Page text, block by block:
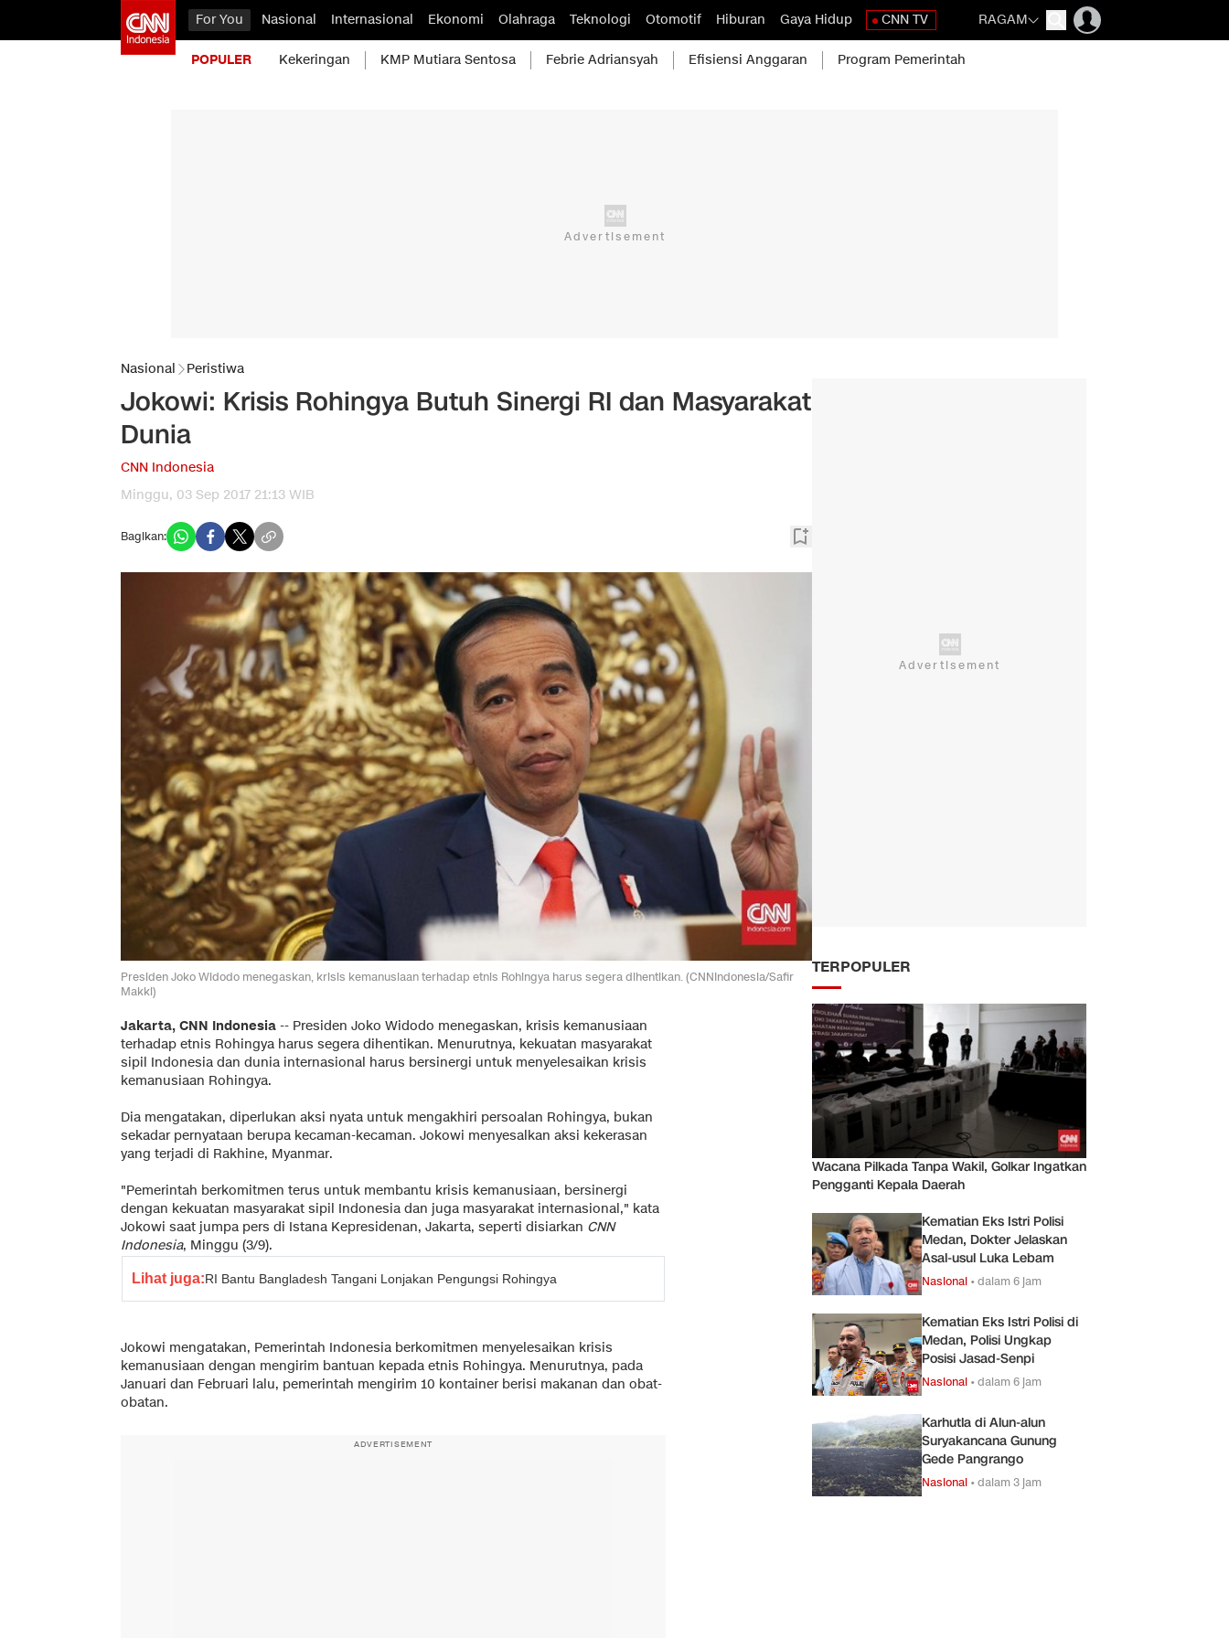
For You Nasional Internasional Ekonomi Olahraga Teknologi Otomotif Hiburan Gaya Hidup CNN TV RAGAM
POPULER Kekeringan KMP Mutiara Sentosa Febrie Adriansyah Efisiensi Anggaran Program Pemerintah
Nasional Peristiwa
Jokowi: Krisis Rohingya Butuh Sinergi RI dan Masyarakat
Dunia
CNN Indonesia
Minggu, 03 Sep 2017 21:13 WIB
Bagikan:
Presiden Joko Widodo menegaskan, krisis kemanusiaan terhadap etnis Rohingya harus segera dihentikan. (CNNIndonesia/Safir
Makki)
Jakarta, CNN Indonesia -- Presiden Joko Widodo menegaskan, krisis kemanusiaan
terhadap etnis Rohingya harus segera dihentikan. Menurutnya, kekuatan masyarakat
sipil Indonesia dan dunia internasional harus bersinergi untuk menyelesaikan krisis
kemanusiaan Rohingya.
Dia mengatakan, diperlukan aksi nyata untuk mengakhiri persoalan Rohingya, bukan
sekadar pernyataan berupa kecaman-kecaman. Jokowi menyesalkan aksi kekerasan
yang terjadi di Rakhine, Myanmar.
"Pemerintah berkomitmen terus untuk membantu krisis kemanusiaan, bersinergi
dengan kekuatan masyarakat sipil Indonesia dan juga masyarakat internasional," kata
Jokowi saat jumpa pers di Istana Kepresidenan, Jakarta, seperti disiarkan CNN
Indonesia, Minggu (3/9).
Lihat juga:RI Bantu Bangladesh Tangani Lonjakan Pengungsi Rohingya
Jokowi mengatakan, Pemerintah Indonesia berkomitmen menyelesaikan krisis
kemanusiaan dengan mengirim bantuan kepada etnis Rohingya. Menurutnya, pada
Januari dan Februari lalu, pemerintah mengirim 10 kontainer berisi makanan dan obat-
obatan.
ADVERTISEMENT
TERPOPULER
Wacana Pilkada Tanpa Wakil, Golkar Ingatkan
Pengganti Kepala Daerah
Kematian Eks Istri Polisi
Medan, Dokter Jelaskan
Asal-usul Luka Lebam
Nasional •dalam 6 jam
Kematian Eks Istri Polisi di
Medan, Polisi Ungkap
Posisi Jasad-Senpi
Nasional •dalam 6 jam
Karhutla di Alun-alun
Suryakancana Gunung
Gede Pangrango
Nasional •dalam 3 jam